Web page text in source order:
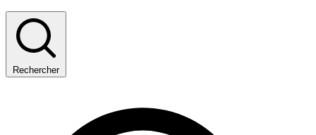
Rechercher